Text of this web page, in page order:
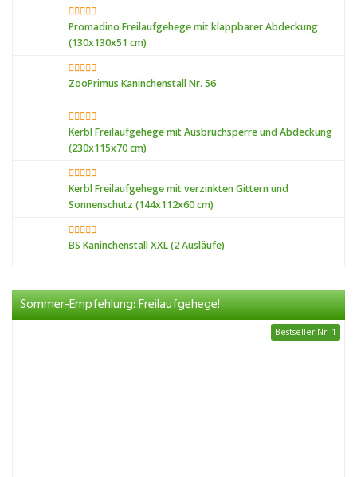
Promadino Freilaufgehege mit klappbarer Abdeckung
(130x130x51 cm)
ZooPrimus Kaninchenstall Nr. 56
Kerbl Freilaufgehege mit Ausbruchsperre und Abdeckung
(230x115x70 cm)
Kerbl Freilaufgehege mit verzinkten Gittern und
Sonnenschutz (144x112x60 cm)
BS Kaninchenstall XXL (2 Ausläufe)
Sommer-Empfehlung: Freilaufgehege!
Bestseller Nr. 1